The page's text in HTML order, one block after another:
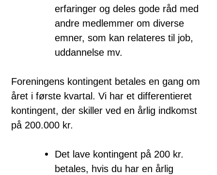
erfaringer og deles gode råd med
andre medlemmer om diverse
emner, som kan relateres til job,
uddannelse mv.
Foreningens kontingent betales en gang om
året i første kvartal. Vi har et differentieret
kontingent, der skiller ved en årlig indkomst
på 200.000 kr.
Det lave kontingent på 200 kr.
betales, hvis du har en årlig